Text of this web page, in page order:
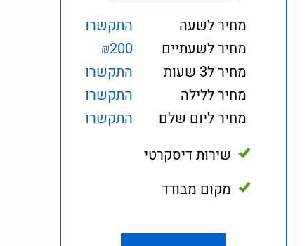
מחיר לשעה
התקשרו
מחיר לשעתיים
₪200
מחיר ל3 שעות
התקשרו
מחיר ללילה
התקשרו
מחיר ליום שלם
התקשרו
שירות דיסקרטי
מקום מבודד